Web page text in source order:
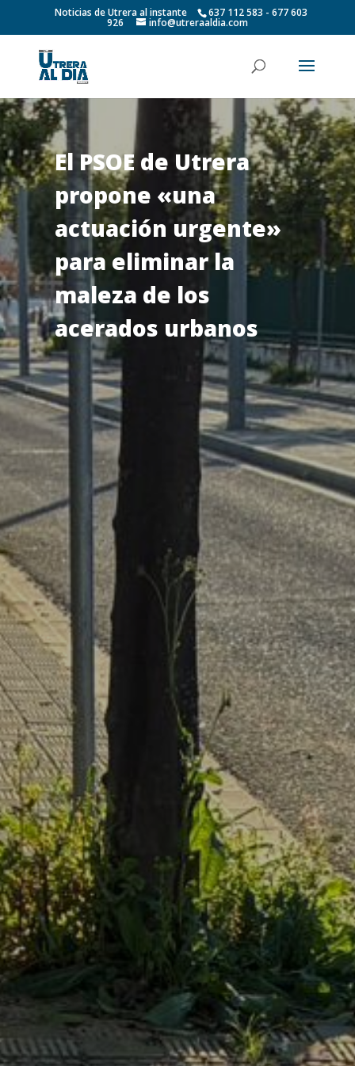
Noticias de Utrera al instante 637 112 583 - 677 603
926 info@utreraaldia.com
El PSOE de Utrera
propone «una
actuación urgente»
para eliminar la
maleza de los
acerados urbanos